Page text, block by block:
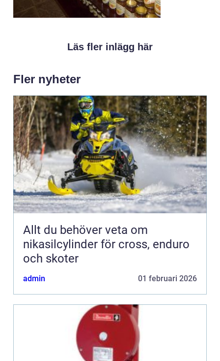
Läs fler inlägg här
Fler nyheter
Allt du behöver veta om
nikasilcylinder för cross, enduro
och skoter
admin 01 februari 2026